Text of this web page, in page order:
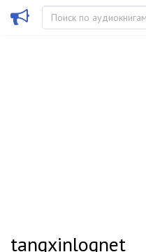
tangxinlognet